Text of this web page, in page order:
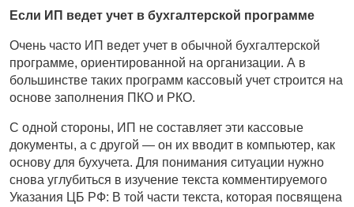
Если ИП ведет учет в бухгалтерской программе
Очень часто ИП ведет учет в обычной бухгалтерской
программе, ориентированной на организации. А в
большинстве таких программ кассовый учет строится на
основе заполнения ПКО и РКО.
С одной стороны, ИП не составляет эти кассовые
документы, а с другой — он их вводит в компьютер, как
основу для бухучета. Для понимания ситуации нужно
снова углубиться в изучение текста комментируемого
Указания ЦБ РФ: В той части текста, которая посвящена